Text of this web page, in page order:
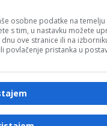
ničim izazvanu
Reforma Izbornog
osobne podatke na temelju
s tim, u nastavku možete
ove stranice ili na
povlačenje pristanka u